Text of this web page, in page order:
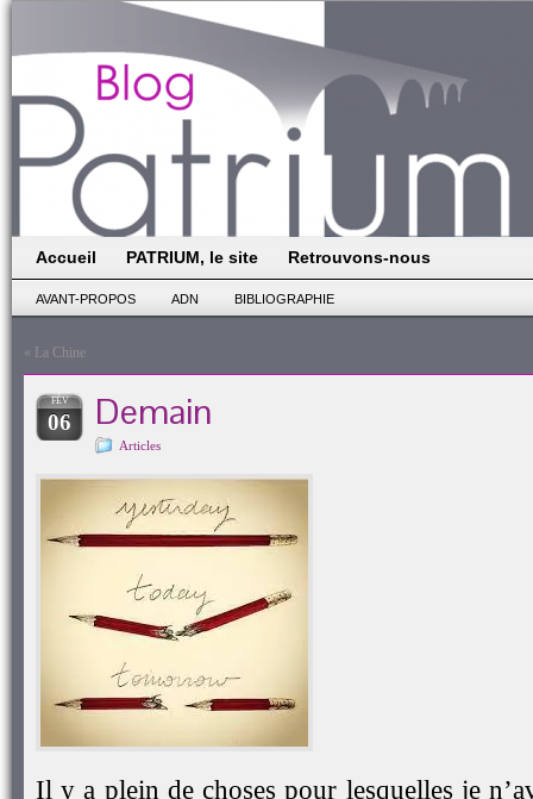
Accueil PATRIUM, le site Retrouvons-nous
AVANT-PROPOS ADN BIBLIOGRAPHIE
« La Chine
FÉV
06 Demain
Articles
Il y a plein de choses pour lesquelles je